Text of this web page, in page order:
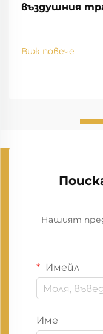
въздушния
Виж повече
Нашият
Имейл
Име